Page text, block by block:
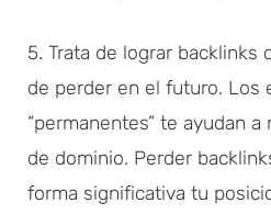
5. Trata de lograr backlinks
de perder en el futuro. Los
“permanentes” te ayudan
de dominio. Perder
forma significativa tu